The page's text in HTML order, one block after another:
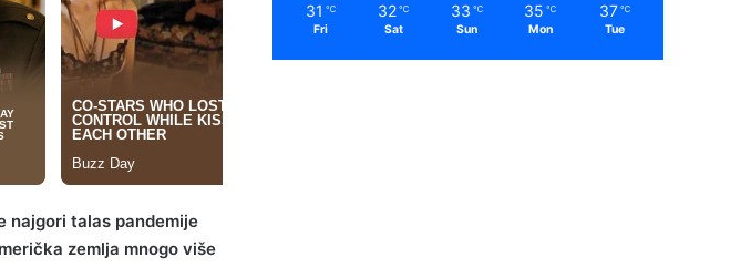
najgori talas pandemije
zemlja mnogo više
31 ℃
Fri
32 ℃
Sat
33 ℃
Sun
35 ℃
Mon
37 ℃
Tue